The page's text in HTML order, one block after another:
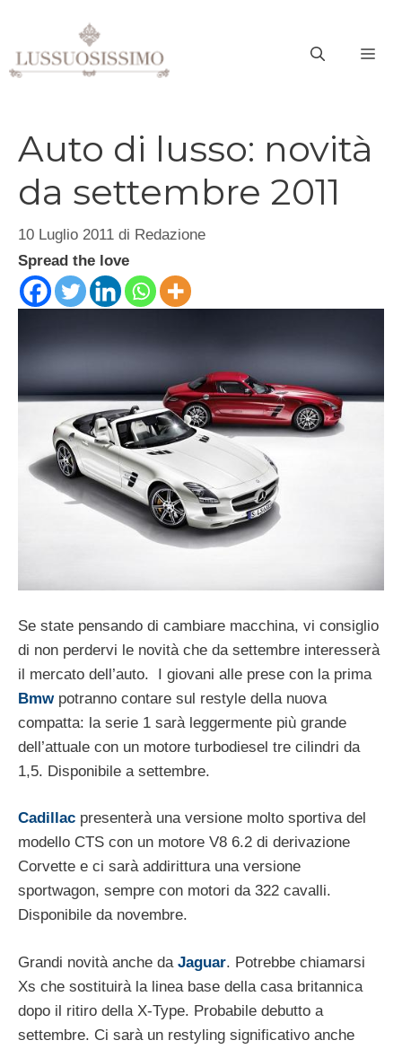
contenuto
Auto di lusso: novità
da settembre 2011
10 Luglio 2011 di Redazione
Spread the love
Se state pensando di cambiare macchina, vi consiglio
di non perdervi le novità che da settembre interesserà
il mercato dell’auto. I giovani alle prese con la prima
Bmwpotranno contare sul restyle della nuova
compatta: la serie 1 sarà leggermente più grande
dell’attuale con un motore turbodiesel tre cilindri da
1,5. Disponibile a settembre.
Cadillac presenterà una versione molto sportiva del
modello CTS con un motore V8 6.2 di derivazione
Corvette e ci sarà addirittura una versione
sportwagon, sempre con motori da 322 cavalli.
Disponibile da novembre.
Grandi novità anche da Jaguar. Potrebbe chiamarsi
Xs che sostituirà la linea base della casa britannica
dopo il ritiro della X-Type. Probabile debutto a
settembre. Ci sarà un restyling significativo anche